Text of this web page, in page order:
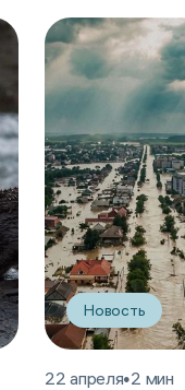
Новость
22 апреля•2 мин